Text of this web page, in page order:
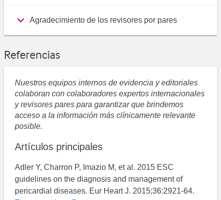
Agradecimiento de los revisores por pares
Referencias
Nuestros equipos internos de evidencia y editoriales
colaboran con colaboradores expertos internacionales
y revisores pares para garantizar que brindemos
acceso a la información más clínicamente relevante
posible.
Artículos principales
Adler Y, Charron P, Imazio M, et al. 2015 ESC
guidelines on the diagnosis and management of
pericardial diseases. Eur Heart J. 2015;36:2921-64.